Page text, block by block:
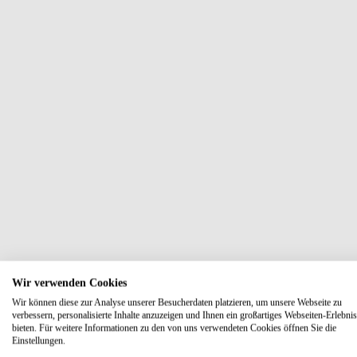
Wir verwenden Cookies
Wir können diese zur Analyse unserer Besucherdaten platzieren, um unsere Webseite zu
verbessern, personalisierte Inhalte anzuzeigen und Ihnen ein großartiges Webseiten-
bieten. Für weitere Informationen zu den von uns verwendeten Cookies öffnen Sie die
Einstellungen.